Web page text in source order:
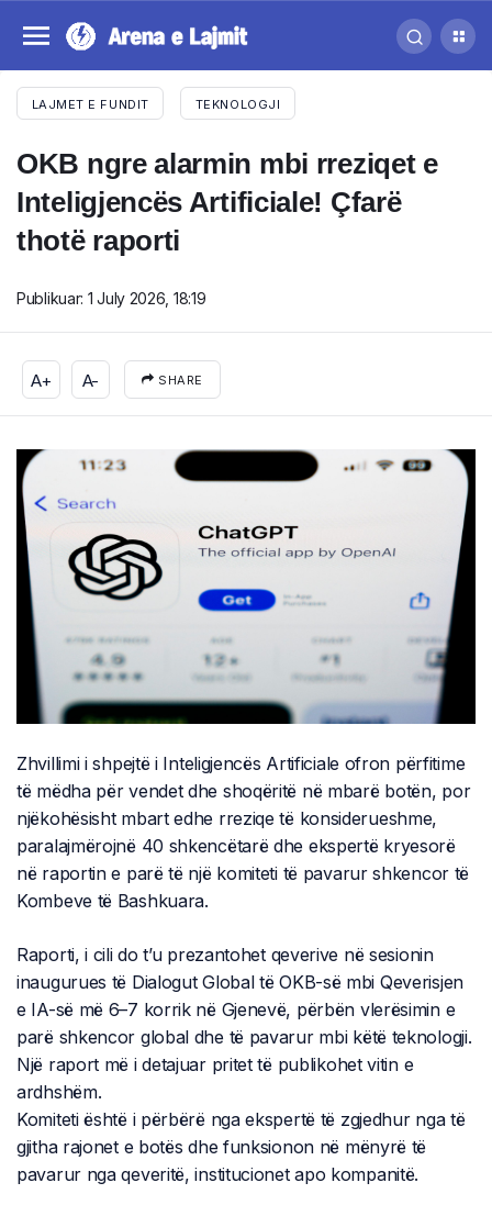
LAJMET E FUNDIT TEKNOLOGJI
OKB ngre alarmin mbi rreziqet e
Inteligjencës Artificiale! Çfarë
thotë raporti
Publikuar: 1 July 2026, 18:19
A+ A- SHARE
Zhvillimi i shpejtë i Inteligjencës Artificiale ofron përfitime
të mëdha për vendet dhe shoqëritë në mbarë botën, por
njëkohësisht mbart edhe rreziqe të konsiderueshme,
paralajmërojnë 40 shkencëtarë dhe ekspertë kryesorë
në raportin e parë të një komiteti të pavarur shkencor të
Kombeve të Bashkuara.
Raporti, i cili do t’u prezantohet qeverive në sesionin
inaugurues të Dialogut Global të OKB-së mbi Qeverisjen
e IA-së më 6–7 korrik në Gjenevë, përbën vlerësimin e
parë shkencor global dhe të pavarur mbi këtë teknologji.
Një raport më i detajuar pritet të publikohet vitin e
ardhshëm.
Komiteti është i përbërë nga ekspertë të zgjedhur nga të
gjitha rajonet e botës dhe funksionon në mënyrë të
pavarur nga qeveritë, institucionet apo kompanitë.